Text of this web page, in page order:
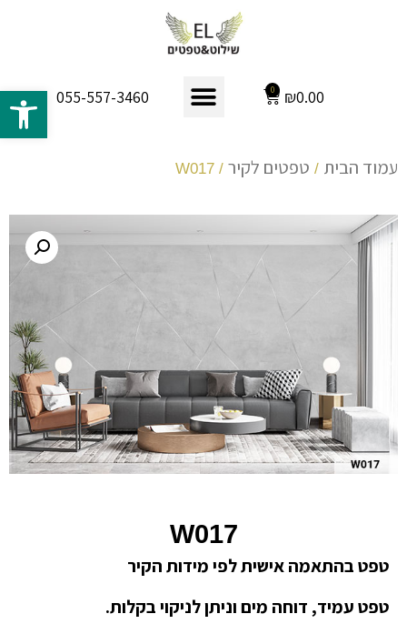
₪0.00
0
055-557-3460
עמוד הבית / טפטים לקיר / W017
W017
טפט בהתאמה אישית לפי מידות הקיר
טפט עמיד, דוחה מים וניתן לניקוי בקלות.